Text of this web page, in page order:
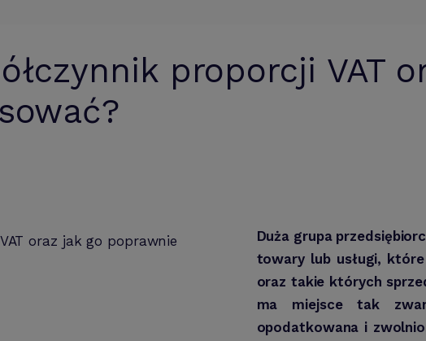
proporcji VAT
Duża grupa
towary lub usługi,
oraz takie których
ma miejsce tak
opodatkowana i